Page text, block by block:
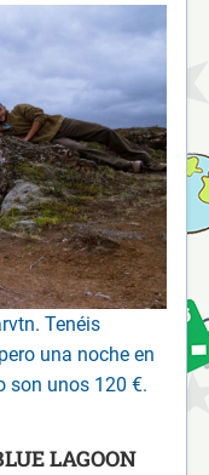
Tenéis
una noche en
son unos 120 €.
LAGOON